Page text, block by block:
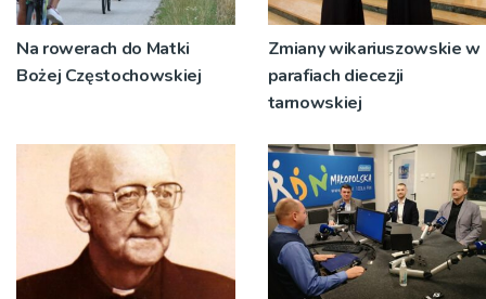
Na rowerach do Matki
Bożej Częstochowskiej
Zmiany wikariuszowskie w
parafiach diecezji
tarnowskiej